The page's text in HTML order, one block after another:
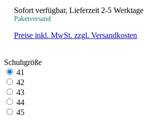
Sofort verfügbar, Lieferzeit 2-5 Werktage
Paketversand
Preise inkl. MwSt. zzgl. Versandkosten
Schuhgröße
41
42
43
44
45